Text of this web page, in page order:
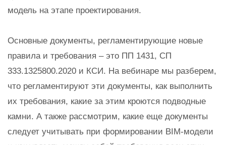
модель на этапе проектирования.
Основные документы, регламентирующие новые
правила и требования – это ПП 1431, СП
333.1325800.2020 и КСИ. На вебинаре мы разберем,
что регламентируют эти документы, как выполнить
их требования, какие за этим кроются подводные
камни. А также рассмотрим, какие еще документы
следует учитывать при формировании BIM-модели